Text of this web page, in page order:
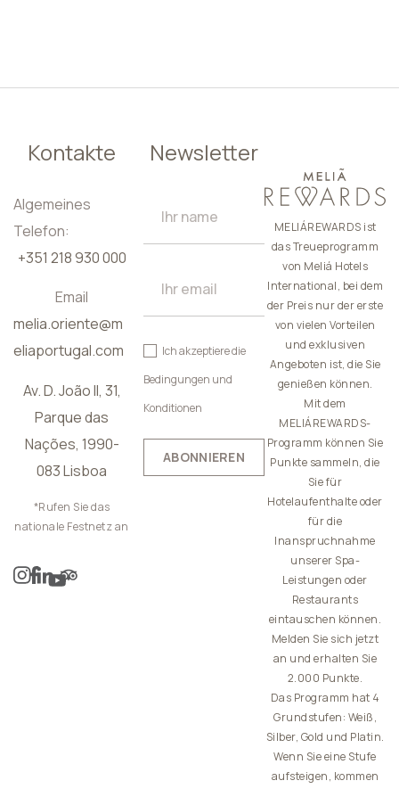
Kontakte
Algemeines
Telefon:
+351 218 930 000
Email
melia.oriente@m
eliaportugal.com
Av. D. João II, 31,
Parque das
Nações, 1990-
083 Lisboa
*Rufen Sie das
nationale Festnetz an
Newsletter
Ich akzeptiere die
Bedingungen und
Konditionen
ABONNIEREN
MELIÁREWARDS ist
das Treueprogramm
von Meliá Hotels
International, bei dem
der Preis nur der erste
von vielen Vorteilen
und exklusiven
Angeboten ist, die Sie
genießen können.
Mit dem
MELIÁREWARDS-
Programm können Sie
Punkte sammeln, die
Sie für
Hotelaufenthalte oder
für die
Inanspruchnahme
unserer Spa-
Leistungen oder
Restaurants
eintauschen können.
Melden Sie sich jetzt
an und erhalten Sie
2.000 Punkte.
Das Programm hat 4
Grundstufen: Weiß,
Silber, Gold und Platin.
Wenn Sie eine Stufe
aufsteigen, kommen